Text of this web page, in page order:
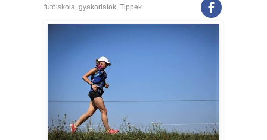
futóiskola, gyakorlatok, Tippek